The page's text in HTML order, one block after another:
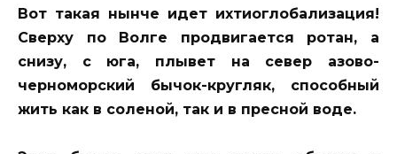
Вот такая нынче идет ихтиоглобализация!
Сверху по Волге продвигается ротан, а
снизу, с юга, плывет на север азово-
черноморский бычок-кругляк, способный
жить как в соленой, так и в пресной воде.